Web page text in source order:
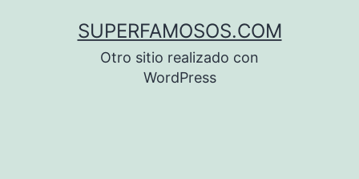
SUPERFAMOSOS.COM
Otro sitio realizado con
WordPress